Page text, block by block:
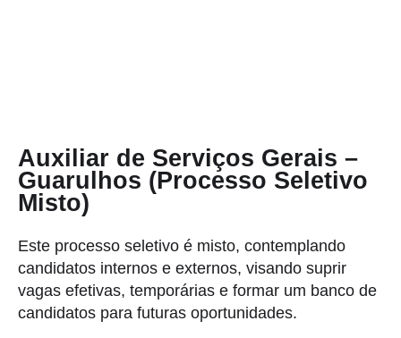
Auxiliar de Serviços Gerais –
Guarulhos (Processo Seletivo
Misto)
Este processo seletivo é misto, contemplando
candidatos internos e externos, visando suprir
vagas efetivas, temporárias e formar um banco de
candidatos para futuras oportunidades.